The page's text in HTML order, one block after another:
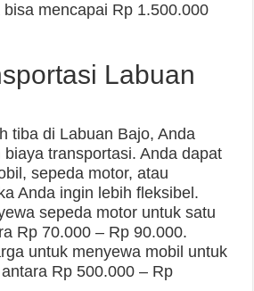
mencapai Rp 1.500.000
Labuan
tiba di Labuan Bajo, Anda
biaya transportasi. Anda dapat
sepeda motor, atau
Anda ingin lebih fleksibel.
sepeda motor untuk satu
Rp 70.000 – Rp 90.000.
untuk menyewa mobil untuk
Rp 500.000 – Rp